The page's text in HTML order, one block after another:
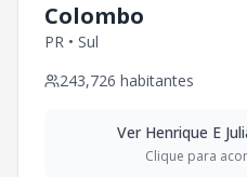
Colombo
PR • Sul
243,726 habitantes
Ver Henrique E
Clique para